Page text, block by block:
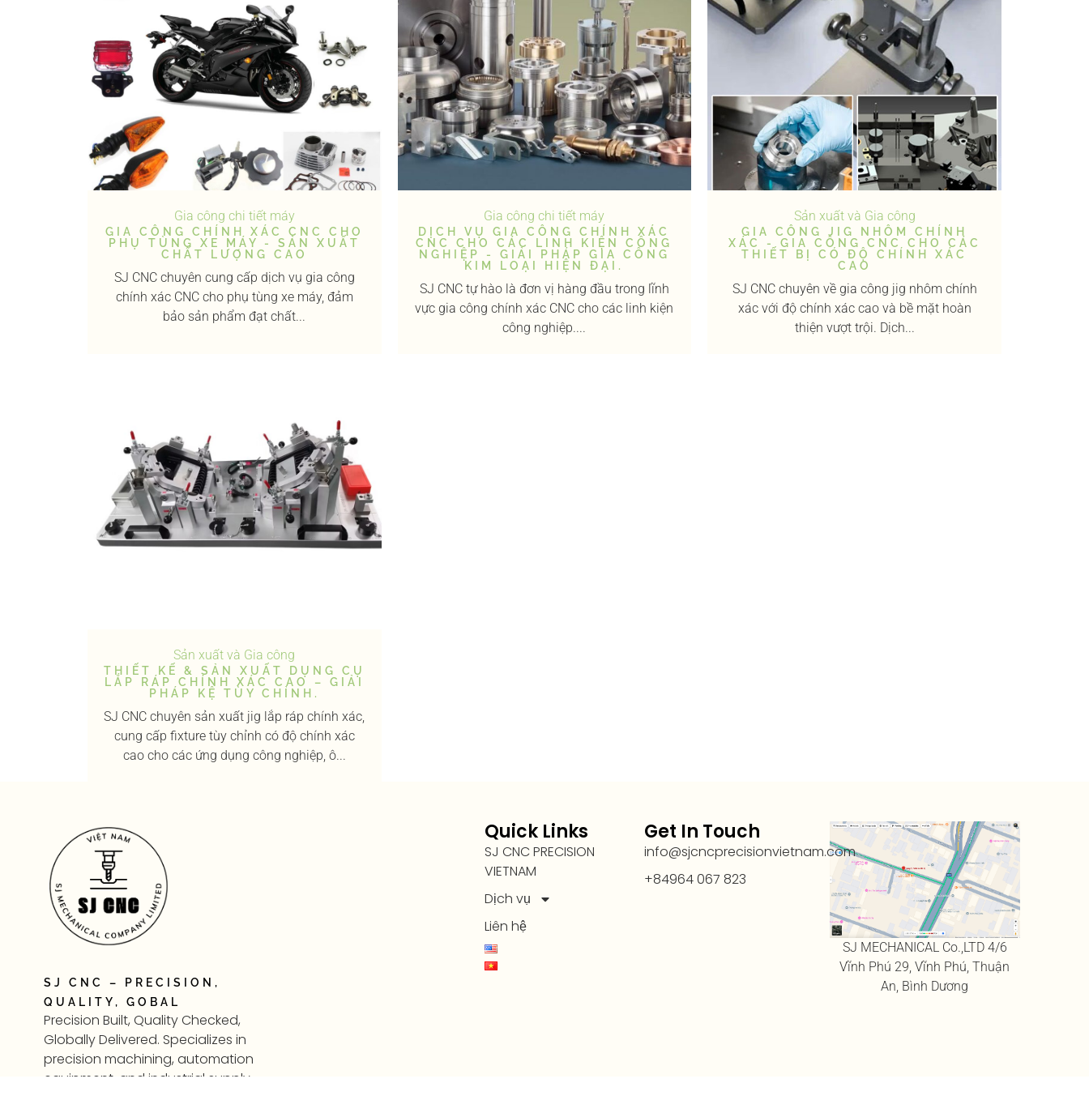
Gia công chi tiết máy
GIA CÔNG CHÍNH XÁC CNC CHO
PHỤ TÙNG XE MÁY - SẢN XUẤT
CHẤT LƯỢNG CAO
SJ CNC chuyên cung cấp dịch vụ gia công
chính xác CNC cho phụ tùng xe máy, đảm
bảo sản phẩm đạt chất...
Gia công chi tiết máy
DỊCH VỤ GIA CÔNG CHÍNH XÁC
CNC CHO CÁC LINH KIỆN CÔNG
NGHIỆP - GIẢI PHÁP GIA CÔNG
KIM LOẠI HIỆN ĐẠI.
SJ CNC tự hào là đơn vị hàng đầu trong lĩnh
vực gia công chính xác CNC cho các linh kiện
công nghiệp....
Sản xuất và Gia công
GIA CÔNG JIG NHÔM CHÍNH
XÁC - GIA CÔNG CNC CHO CÁC
THIẾT BỊ CÓ ĐỘ CHÍNH XÁC
CAO
SJ CNC chuyên về gia công jig nhôm chính
xác với độ chính xác cao và bề mặt hoàn
thiện vượt trội. Dịch...
Sản xuất và Gia công
THIẾT KẾ & SẢN XUẤT DỤNG CỤ
LẮP RÁP CHÍNH XÁC CAO – GIẢI
PHÁP KỆ TÙY CHỈNH.
SJ CNC chuyên sản xuất jig lắp ráp chính xác,
cung cấp fixture tùy chỉnh có độ chính xác
cao cho các ứng dụng công nghiệp, ô...
SJ CNC – PRECISION,
QUALITY, GOBAL
Precision Built, Quality Checked,
Globally Delivered. Specializes in
precision machining, automation
equipment, and industrial supply
Quick Links
SJ CNC PRECISION
VIETNAM
Dịch vụ
Liên hệ
Get In Touch
info@sjcncprecisionvietnam.com
+84964 067 823
SJ MECHANICAL Co.,LTD 4/6
Vĩnh Phú 29, Vĩnh Phú, Thuận
An, Bình Dương